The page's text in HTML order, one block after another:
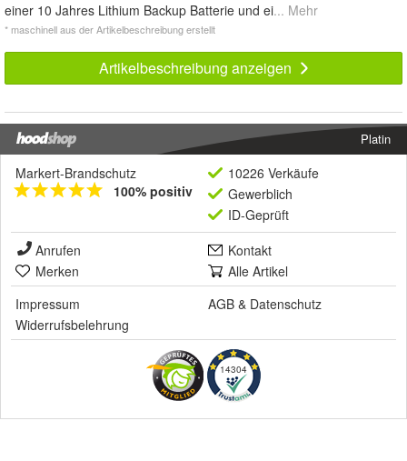
einer 10 Jahres Lithium Backup Batterie und ei... Mehr
* maschinell aus der Artikelbeschreibung erstellt
Artikelbeschreibung anzeigen
Platin
Markert-Brandschutz
100% positiv
10226 Verkäufe
Gewerblich
ID-Geprüft
Anrufen
Kontakt
Merken
Alle Artikel
Impressum
AGB & Datenschutz
Widerrufsbelehrung
14304